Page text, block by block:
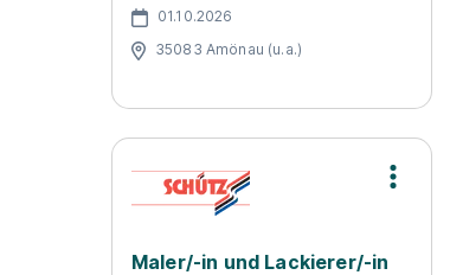
01.10.2026
35083 Amönau (u.a.)
Maler/-in und Lackierer/-in